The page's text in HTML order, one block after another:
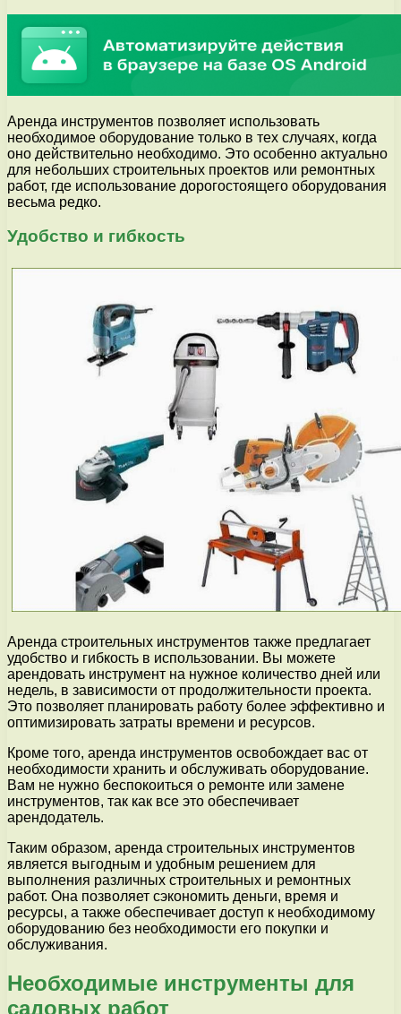
Аренда инструментов позволяет использовать
необходимое оборудование только в тех случаях, когда
оно действительно необходимо. Это особенно актуально
для небольших строительных проектов или ремонтных
работ, где использование дорогостоящего оборудования
весьма редко.
Удобство и гибкость
Аренда строительных инструментов также предлагает
удобство и гибкость в использовании. Вы можете
арендовать инструмент на нужное количество дней или
недель, в зависимости от продолжительности проекта.
Это позволяет планировать работу более эффективно и
оптимизировать затраты времени и ресурсов.
Кроме того, аренда инструментов освобождает вас от
необходимости хранить и обслуживать оборудование.
Вам не нужно беспокоиться о ремонте или замене
инструментов, так как все это обеспечивает
арендодатель.
Таким образом, аренда строительных инструментов
является выгодным и удобным решением для
выполнения различных строительных и ремонтных
работ. Она позволяет сэкономить деньги, время и
ресурсы, а также обеспечивает доступ к необходимому
оборудованию без необходимости его покупки и
обслуживания.
Необходимые инструменты для
садовых работ